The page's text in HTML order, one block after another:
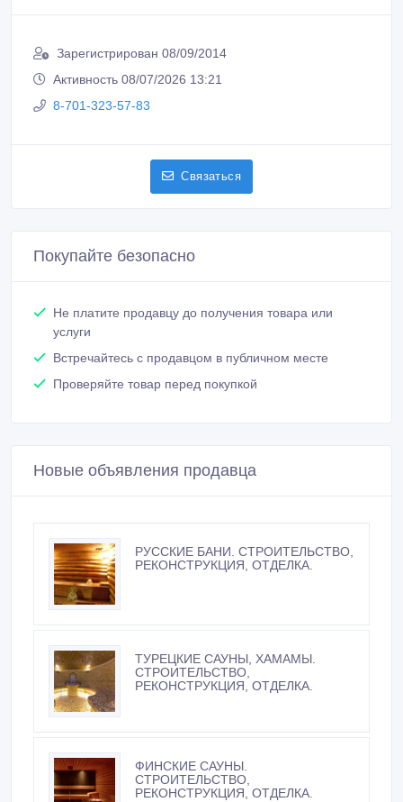
Зарегистрирован 08/09/2014
Активность 08/07/2026 13:21
8-701-323-57-83
Связаться
Покупайте безопасно
Не платите продавцу до получения товара или
услуги
Встречайтесь с продавцом в публичном месте
Проверяйте товар перед покупкой
Новые объявления продавца
РУССКИЕ БАНИ. СТРОИТЕЛЬСТВО,
РЕКОНСТРУКЦИЯ, ОТДЕЛКА.
ТУРЕЦКИЕ САУНЫ, ХАМАМЫ.
СТРОИТЕЛЬСТВО,
РЕКОНСТРУКЦИЯ, ОТДЕЛКА.
ФИНСКИЕ САУНЫ.
СТРОИТЕЛЬСТВО,
РЕКОНСТРУКЦИЯ, ОТДЕЛКА.